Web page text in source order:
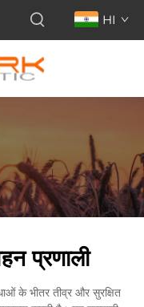
HI
प्रणाली
के भीतर तीव्र और सुरक्षित